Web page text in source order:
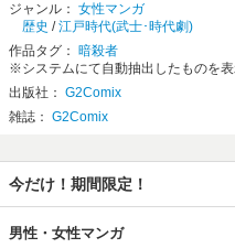
ジャンル： 女性マンガ
歴史 /江戸時代(武士･時代劇)
作品タグ： 暗殺者
※システムにて自動抽出したものを
出版社： G2Comix
雑誌： G2Comix
今だけ！期間限定！
男性・女性マンガ